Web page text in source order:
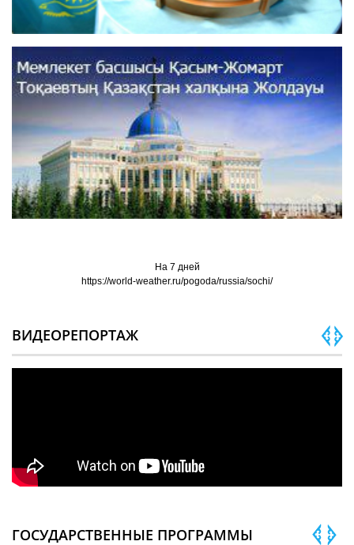
На 7 дней
https://world-weather.ru/pogoda/russia/sochi/
ВИДЕОРЕПОРТАЖ
ГОСУДАРСТВЕННЫЕ ПРОГРАММЫ